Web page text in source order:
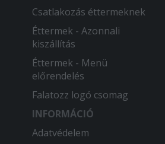
Csatlakozás éttermeknek
Éttermek - Azonnali
kiszállítás
Éttermek - Menü
előrendelés
Falatozz logó csomag
INFORMÁCIÓ
Adatvédelem